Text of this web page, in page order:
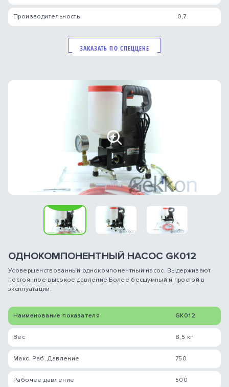
Производительность 0,7
ЗАКАЗАТЬ ПО СПЕЦЦЕНЕ
ОДНОКОМПОНЕНТНЫЙ НАСОС GK012
Усовершенствованный однокомпонентный насос. Выдерживают
постоянное высокое давление Более бесшумный и простой в
эксплуатации.
Наименование показателя GK012
Вес 8,5 кг
Макс. Раб. Давление 750
Рабочее давление 500